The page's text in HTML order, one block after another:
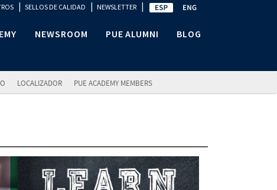
| SELLOS DE CALIDAD | NEWSLETTER |
NEWSROOM PUE ALUMNI BLOG
LOCALIZADOR PUE ACADEMY MEMBERS